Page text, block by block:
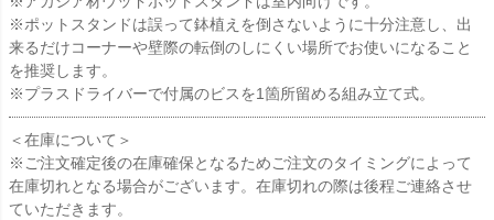
※ポットスタンドは誤って鉢植えを倒さないように十分注意し、出
来るだけコーナーや壁際の転倒のしにくい場所でお使いになること
を推奨します。
※プラスドライバーで付属のビスを1箇所留める組み立て式。
＜在庫について＞
※ご注文確定後の在庫確保となるためご注文のタイミングによって
在庫切れとなる場合がございます。在庫切れの際は後程ご連絡させ
ていただきます。